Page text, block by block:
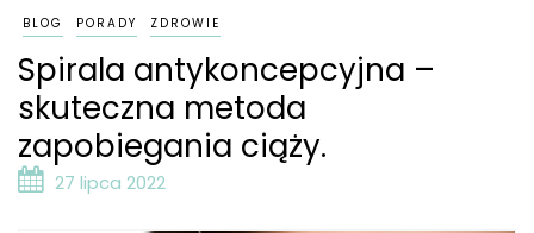
BLOG PORADY ZDROWIE
Spirala antykoncepcyjna –
skuteczna metoda
zapobiegania ciąży.
27 lipca 2022